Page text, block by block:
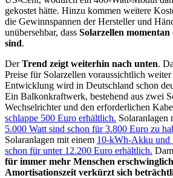
gekostet hätte. Hinzu kommen weitere
die Gewinnspannen der Hersteller und
unübersehbar, dass Solarzellen
sind.
DerTrend zeigt weiterhin nach unten.
Preise für Solarzellen voraussichtlich
Entwicklung wird in Deutschland schon
Ein Balkonkraftwerk, bestehend aus zwei
Wechselrichter und den erforderlichen
schlappe 500 Euro erhältlich. Solaranlagen
5.000 Watt sind schon für 3.800 Euro zu
Solaranlagen mit einem 10-kWh-Akku und
schon für unter 12.200 Euro erhältlich.
für immer mehr Menschen erschwinglich
Amortisationszeit verkürzt sich